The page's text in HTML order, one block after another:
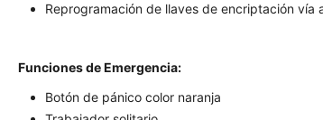
Reprogramación de llaves de encriptación vía
Funciones de Emergencia:
Botón de pánico color naranja